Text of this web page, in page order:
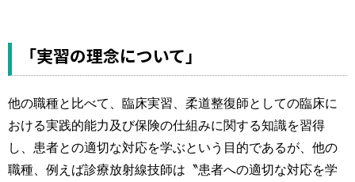
「実習の理念について」
他の職種と比べて、臨床実習、柔道整復師としての臨床に
おける実践的能力及び保険の仕組みに関する知識を習得
し、患者との適切な対応を学ぶという目的であるが、他の
職種、例えば診療放射線技師は〝患者への適切な対応を学